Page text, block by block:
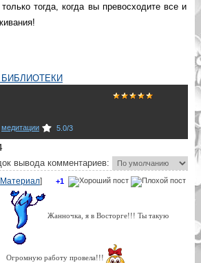
тогда, когда вы превосходите все и
БИБЛИОТЕКИ
медитации 5.0/3
вывода комментариев:
+1
Материал]
Жанночка, я в Восторге!!! Ты такую
Огромную работу провела!!!